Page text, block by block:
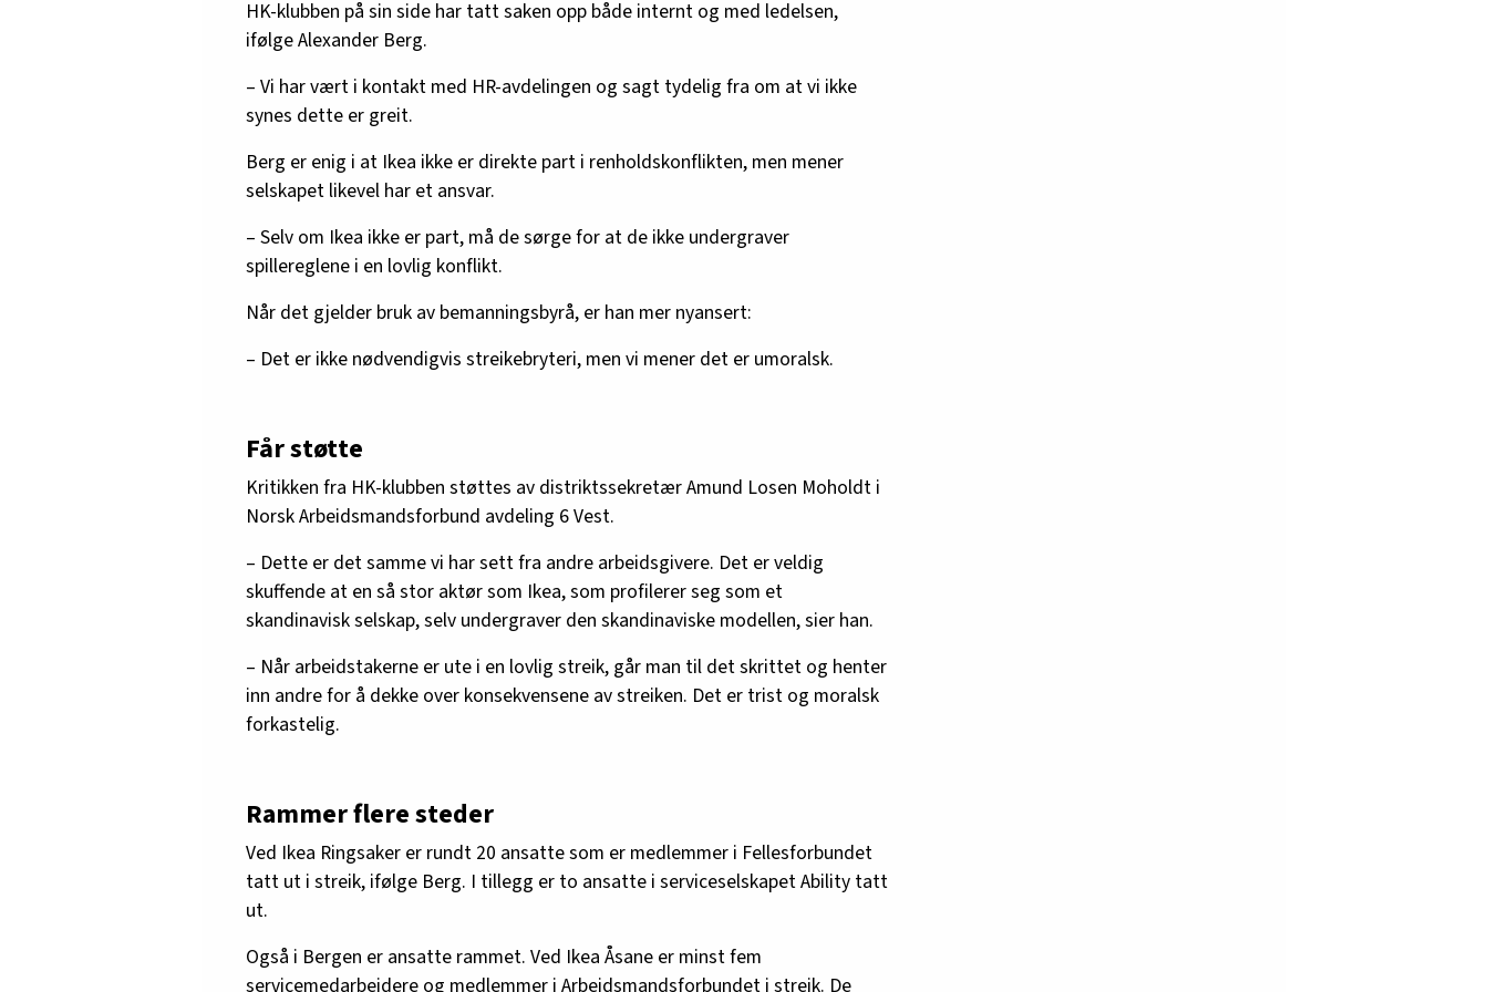
HK-klubben på sin side har tatt saken opp både internt og med ledelsen,
ifølge Alexander Berg.
– Vi har vært i kontakt med HR-avdelingen og sagt tydelig fra om at vi ikke
synes dette er greit.
Berg er enig i at Ikea ikke er direkte part i renholdskonflikten, men mener
selskapet likevel har et ansvar.
– Selv om Ikea ikke er part, må de sørge for at de ikke undergraver
spillereglene i en lovlig konflikt.
Når det gjelder bruk av bemanningsbyrå, er han mer nyansert:
– Det er ikke nødvendigvis streikebryteri, men vi mener det er umoralsk.
Får støtte
Kritikken fra HK-klubben støttes av distriktssekretær Amund Losen Moholdt i
Norsk Arbeidsmandsforbund avdeling 6 Vest.
– Dette er det samme vi har sett fra andre arbeidsgivere. Det er veldig
skuffende at en så stor aktør som Ikea, som profilerer seg som et
skandinavisk selskap, selv undergraver den skandinaviske modellen, sier han.
– Når arbeidstakerne er ute i en lovlig streik, går man til det skrittet og henter
inn andre for å dekke over konsekvensene av streiken. Det er trist og moralsk
forkastelig.
Rammer flere steder
Ved Ikea Ringsaker er rundt 20 ansatte som er medlemmer i Fellesforbundet
tatt ut i streik, ifølge Berg. I tillegg er to ansatte i serviceselskapet Ability tatt
ut.
Også i Bergen er ansatte rammet. Ved Ikea Åsane er minst fem
servicemedarbeidere og medlemmer i Arbeidsmandsforbundet i streik. De